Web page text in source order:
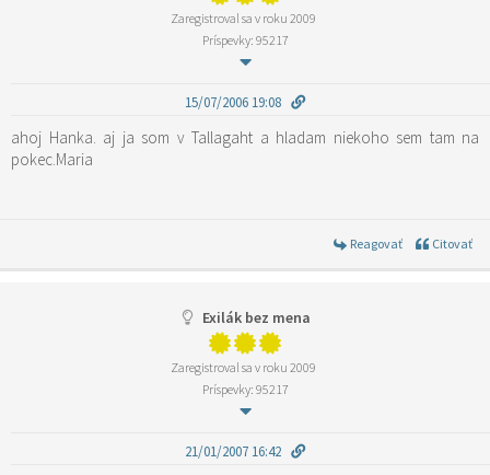
Zaregistroval sa v roku 2009
Príspevky: 95217
15/07/2006 19:08
ahoj Hanka. aj ja som v Tallagaht a hladam niekoho sem tam na
pokec.Maria
Reagovať Citovať
Exilák bez mena
Zaregistroval sa v roku 2009
Príspevky: 95217
21/01/2007 16:42